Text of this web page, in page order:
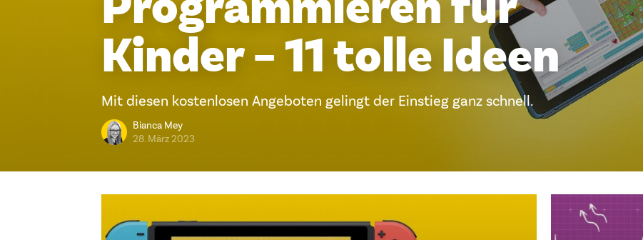
Kinder – 11 tolle Ideen
Mit diesen kostenlosen Angeboten gelingt der Einstieg ganz schnell.
Bianca Mey
28. März 2023